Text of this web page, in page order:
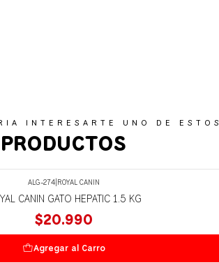
INTERESARTE UNO DE ESTOS
PRODUCTOS
ALG-274|ROYAL CANIN
CANIN GATO HEPATIC 1.5 KG
$20.990
Agregar al Carro